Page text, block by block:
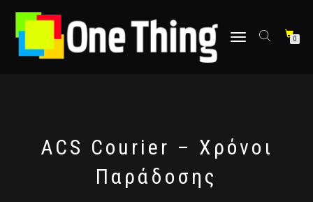
περιεχόμενο
Εναλλαγή
0
ACS Courier – Χρόνοι
Παράδοσης